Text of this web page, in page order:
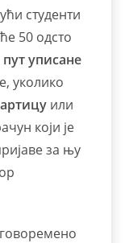
студенти
50 одсто
уписане
уколико
или
који је
за њу